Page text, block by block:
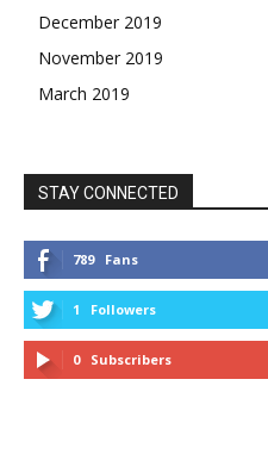
December 2019
November 2019
March 2019
STAY CONNECTED
789 Fans
1 Followers
0 Subscribers